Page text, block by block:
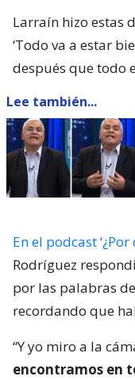
Larraín hizo estas
‘Todo va a estar
después que todo
Lee también...
En el podcast
Rodríguez
por las palabras
recordando que
“Y yo miro a la
encontramos en